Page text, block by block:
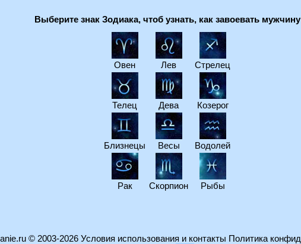
Выберите знак Зодиака, чтоб узнать, как завоевать
Овен Лев Стрелец
Телец Дева Козерог
Близнецы Весы Водолей
Рак Скорпион
Рыбы
© 2003-2026 Условия использования и контакты Политика